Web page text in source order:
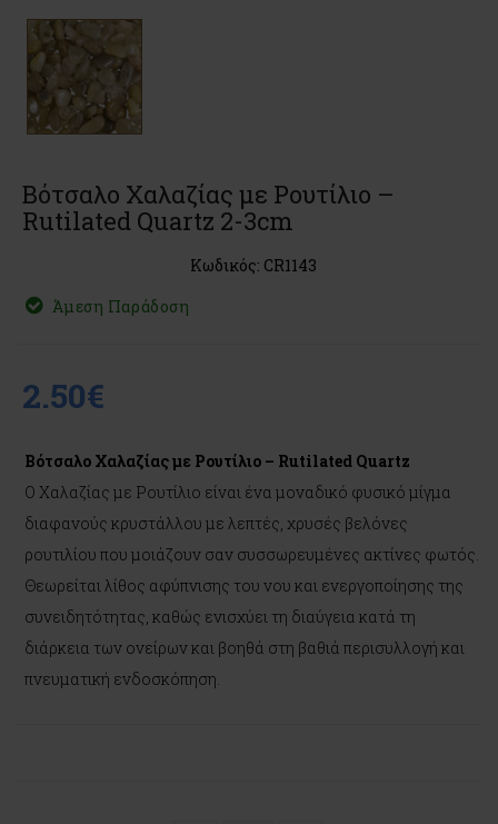
Βότσαλο Χαλαζίας με Ρουτίλιο –
Rutilated Quartz 2-3cm
Κωδικός: CR1143
Άμεση Παράδοση
2.50€
Βότσαλο Χαλαζίας με Ρουτίλιο – Rutilated Quartz
Ο Χαλαζίας με Ρουτίλιο είναι ένα μοναδικό φυσικό μίγμα
διαφανούς κρυστάλλου με λεπτές, χρυσές βελόνες
ρουτιλίου που μοιάζουν σαν συσσωρευμένες ακτίνες φωτός.
Θεωρείται λίθος αφύπνισης του νου και ενεργοποίησης της
συνειδητότητας, καθώς ενισχύει τη διαύγεια κατά τη
διάρκεια των ονείρων και βοηθά στη βαθιά περισυλλογή και
πνευματική ενδοσκόπηση.